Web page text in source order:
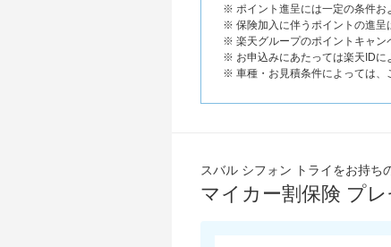
※ ポイント進呈には一定の条件お
※ 保険加入に伴うポイントの進呈
※ 楽天グループのポイントキャン
※ お申込みにあたっては楽天IDに
※ 車種・お見積条件によっては、
スバル シフォン トライをお持ち
マイカー割保険 プレ